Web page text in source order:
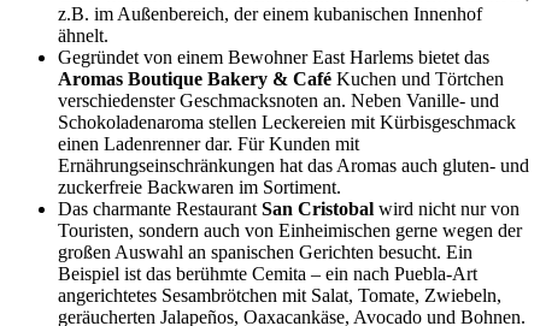
z.B. im Außenbereich, der einem kubanischen Innenhof
ähnelt.
Gegründet von einem Bewohner East Harlems bietet das
Aromas Boutique Bakery & Café Kuchen und Törtchen
verschiedenster Geschmacksnoten an. Neben Vanille- und
Schokoladenaroma stellen Leckereien mit Kürbisgeschmack
einen Ladenrenner dar. Für Kunden mit
Ernährungseinschränkungen hat das Aromas auch gluten- und
zuckerfreie Backwaren im Sortiment.
Das charmante Restaurant San Cristobal wird nicht nur von
Touristen, sondern auch von Einheimischen gerne wegen der
großen Auswahl an spanischen Gerichten besucht. Ein
Beispiel ist das berühmte Cemita – ein nach Puebla-Art
angerichtetes Sesambrötchen mit Salat, Tomate, Zwiebeln,
geräucherten Jalapeños, Oaxacankäse, Avocado und Bohnen.